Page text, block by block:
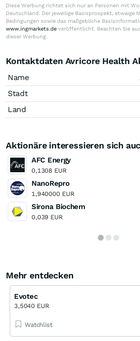
Diese Werbung richtet sich nur an Personen mit
Deutschland. Der jeweilige Basisprospekt, etwaige
Bedingungen sowie das maßgebliche
www.ingmarkets.de veröffentlicht. Beachten Sie
dieser Werbung.
Kontaktdaten Avricore Health
Name
Stadt
Land
Aktionäre interessieren sich
AFC Energy
0,1308 EUR
NanoRepro
1,940000 EUR
Sirona Biochem
0,039 EUR
Mehr entdecken
Evotec
3,5040 EUR
Watchlist